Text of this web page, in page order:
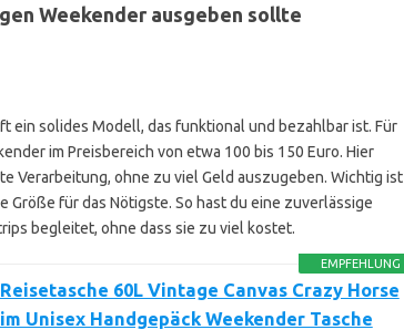
Weekender ausgeben sollte
ein solides Modell, das funktional und bezahlbar ist. Für
im Preisbereich von etwa 100 bis 150 Euro. Hier
Verarbeitung, ohne zu viel Geld auszugeben. Wichtig ist
Größe für das Nötigste. So hast du eine zuverlässige
begleitet, ohne dass sie zu viel kostet.
EMPFEHLUNG
60L Vintage Canvas Crazy Horse
Unisex Handgepäck Weekender Tasche